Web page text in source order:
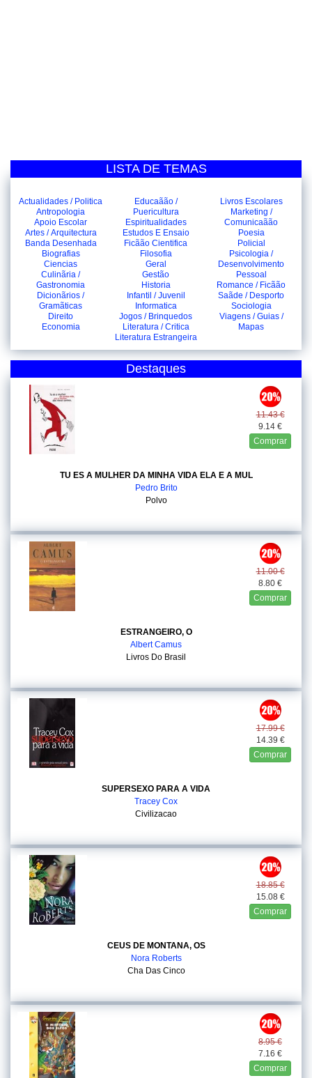
LISTA DE TEMAS
Actualidades / Politica
Antropologia
Apoio Escolar
Artes / Arquitectura
Banda Desenhada
Biografias
Ciencias
Culinãria /
Gastronomia
Dicionãrios /
Gramãticas
Direito
Economia
Educaãão /
Puericultura
Espiritualidades
Estudos E Ensaio
Ficãão Cientifica
Filosofia
Geral
Gestão
Historia
Infantil / Juvenil
Informatica
Jogos / Brinquedos
Literatura / Critica
Literatura Estrangeira
Livros Escolares
Marketing /
Comunicaãão
Poesia
Policial
Psicologia /
Desenvolvimento
Pessoal
Romance / Ficãão
Saãde / Desporto
Sociologia
Viagens / Guias /
Mapas
Destaques
11.43 €
9.14 €
Comprar
TU ES A MULHER DA MINHA VIDA ELA E A MUL
Pedro Brito
Polvo
11.00 €
8.80 €
Comprar
ESTRANGEIRO, O
Albert Camus
Livros Do Brasil
17.99 €
14.39 €
Comprar
SUPERSEXO PARA A VIDA
Tracey Cox
Civilizacao
18.85 €
15.08 €
Comprar
CEUS DE MONTANA, OS
Nora Roberts
Cha Das Cinco
8.95 €
7.16 €
Comprar